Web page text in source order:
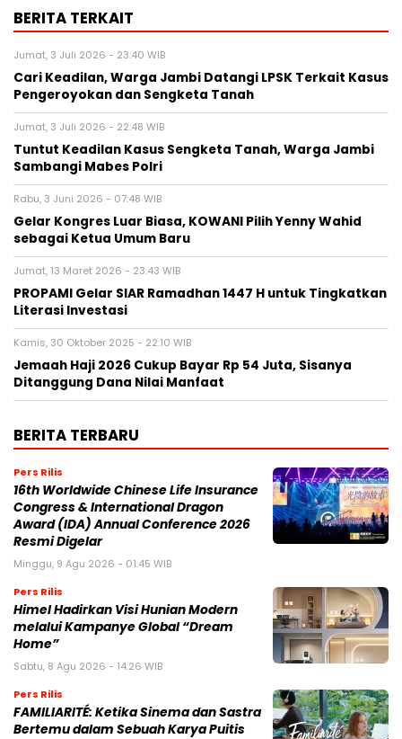
BERITA TERKAIT
Jumat, 3 Juli 2026 - 23:40 WIB
Cari Keadilan, Warga Jambi Datangi LPSK Terkait Kasus
Pengeroyokan dan Sengketa Tanah
Jumat, 3 Juli 2026 - 22:48 WIB
Tuntut Keadilan Kasus Sengketa Tanah, Warga Jambi
Sambangi Mabes Polri
Rabu, 3 Juni 2026 - 07:48 WIB
Gelar Kongres Luar Biasa, KOWANI Pilih Yenny Wahid
sebagai Ketua Umum Baru
Jumat, 13 Maret 2026 - 23:43 WIB
PROPAMI Gelar SIAR Ramadhan 1447 H untuk Tingkatkan
Literasi Investasi
Kamis, 30 Oktober 2025 - 22:10 WIB
Jemaah Haji 2026 Cukup Bayar Rp 54 Juta, Sisanya
Ditanggung Dana Nilai Manfaat
BERITA TERBARU
Pers Rilis
16th Worldwide Chinese Life Insurance
Congress & International Dragon
Award (IDA) Annual Conference 2026
Resmi Digelar
Minggu, 9 Agu 2026 - 01:45 WIB
Pers Rilis
Himel Hadirkan Visi Hunian Modern
melalui Kampanye Global “Dream
Home”
Sabtu, 8 Agu 2026 - 14:26 WIB
Pers Rilis
FAMILIARITÉ: Ketika Sinema dan Sastra
Bertemu dalam Sebuah Karya Puitis